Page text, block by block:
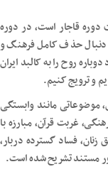
دوره قاجار است، در دوره
دنبال حذف کامل فرهنگ و
روح را به کالبد ایران
و ترویج کنیم.
موضوعاتی مانند وابستگی
غربت قرآن، مبارزه با
فساد گسترده دربار،
مستند تشریح شده است.